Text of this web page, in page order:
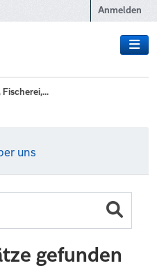
Anmelden
uns
gefunden